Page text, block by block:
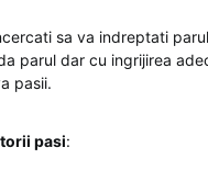
sa va indreptati
parul dar cu ingrijirea
pasii.
pasi: